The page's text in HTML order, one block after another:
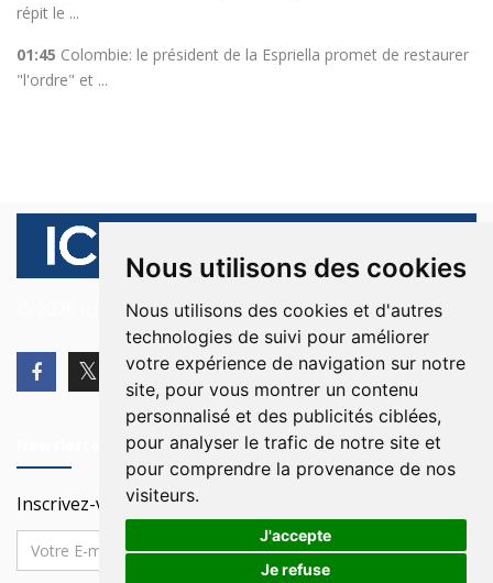
Nous utilisons des cookies
Nous utilisons des cookies et d'autres
technologies de suivi pour améliorer
votre expérience de navigation sur notre
site, pour vous montrer un contenu
personnalisé et des publicités ciblées,
pour analyser le trafic de notre site et
pour comprendre la provenance de nos
visiteurs.
J'accepte
Je refuse
répit le ...
01:45 Colombie: le président de la Espriella promet de restaurer
"l'ordre" et ...
© 2026 Ici Beyrouth. Tous les droits sont réservés.
Inscrivez-vous à notre Newsletter